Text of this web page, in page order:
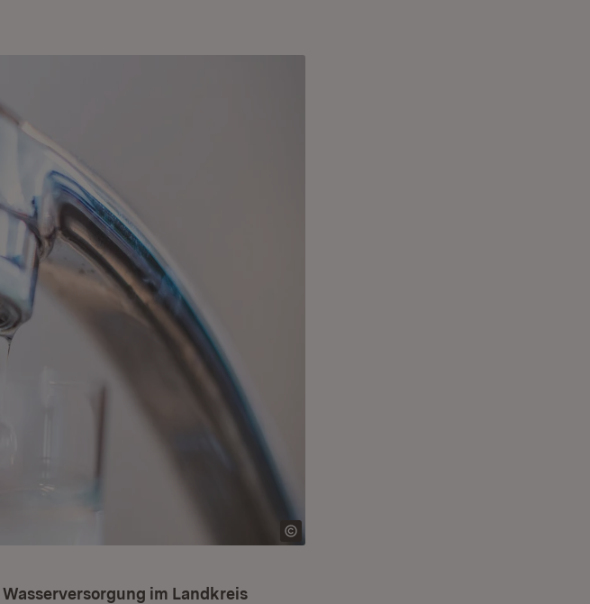
im Landkreis